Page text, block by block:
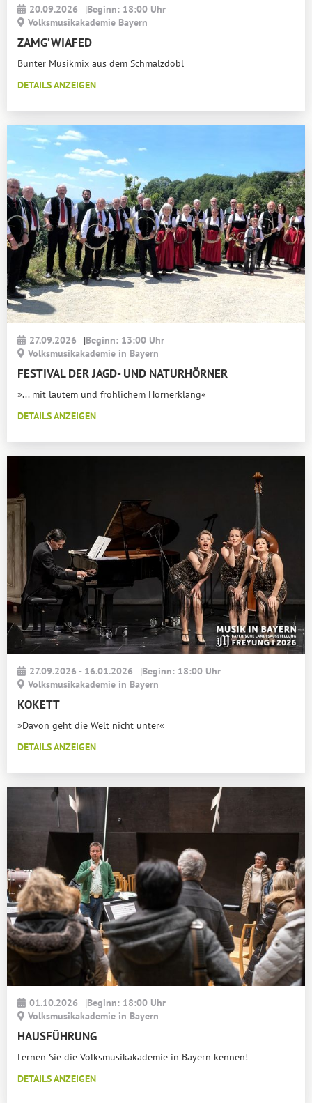
20.09.2026 |Beginn: 18:00 Uhr
Volksmusikakademie Bayern
ZAMG’WIAFED
Bunter Musikmix aus dem Schmalzdobl
DETAILS ANZEIGEN
27.09.2026 |Beginn: 13:00 Uhr
Volksmusikakademie in Bayern
FESTIVAL DER JAGD- UND NATURHÖRNER
»... mit lautem und fröhlichem Hörnerklang«
DETAILS ANZEIGEN
27.09.2026 - 16.01.2026 |Beginn: 18:00 Uhr
Volksmusikakademie in Bayern
KOKETT
»Davon geht die Welt nicht unter«
DETAILS ANZEIGEN
01.10.2026 |Beginn: 18:00 Uhr
Volksmusikakademie in Bayern
HAUSFÜHRUNG
Lernen Sie die Volksmusikakademie in Bayern kennen!
DETAILS ANZEIGEN